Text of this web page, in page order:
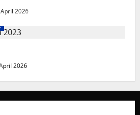
2026
2026